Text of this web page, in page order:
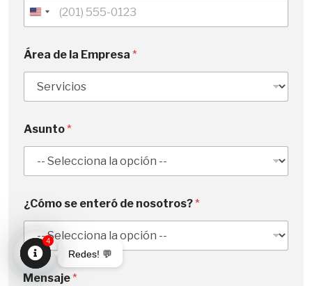
U
i
e
d
t
a
t
s
1
Área de la Empresa *
Asunto*
¿Cómo se enteró de nosotros?*
E
m
Mensaje*
Redes! 💬
Open
4